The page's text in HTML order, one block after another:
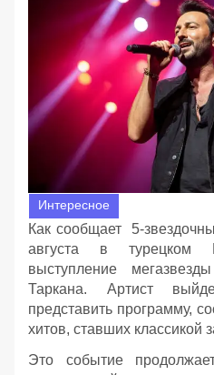
Интересное
Как сообщает 5-
августа в турецком
выступление
Таркана. Артист
представить программу,
хитов, ставших классикой
Это событие